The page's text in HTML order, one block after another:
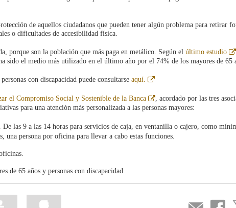
de aquellos ciudadanos que pueden tener algún problema para retirar
o dificultades de accesibilidad física.
porque son la población que más paga en metálico. Según el último estudio
sido el medio más utilizado en el último año por el 74% de los mayores de 65
con discapacidad puede consultarse aquí.
Abre
ventana
nueva
el Compromiso Social y Sostenible de la Banca
Abre
en
ventana
, acordado por las tres
para una atención más personalizada a las personas mayores:
las 9 a las 14 horas para servicios de caja, en ventanilla o cajero, como
una persona por oficina para llevar a cabo estas funciones.
de 65 años y personas con discapacidad.
Compartir
Share
Mark